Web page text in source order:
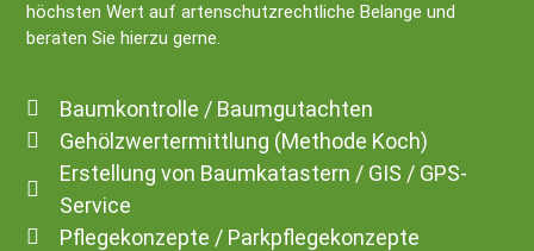
höchsten Wert auf artenschutzrechtliche Belange und
beraten Sie hierzu gerne.
Baumkontrolle / Baumgutachten
Gehölzwertermittlung (Methode Koch)
Erstellung von Baumkatastern / GIS / GPS-
Service
Pflegekonzepte / Parkpflegekonzepte